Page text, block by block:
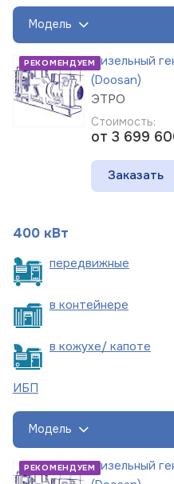
Модель
РЕКОМЕНДУЕМДизельный
(Doosan)
ЭТРО
Стоимость:
от 3 699
Заказать
400 кВт
передвижные
в контейнере
в кожухе/ капоте
ИБП
Модель
РЕКОМЕНДУЕМДизельный